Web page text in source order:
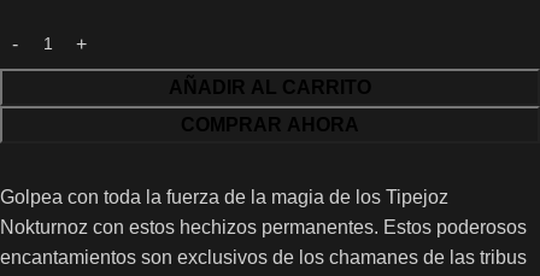
AÑADIR AL CARRITO
COMPRAR AHORA
Golpea con toda la fuerza de la magia de los Tipejoz
Nokturnoz con estos hechizos permanentes. Estos poderosos
encantamientos son exclusivos de los chamanes de las tribus